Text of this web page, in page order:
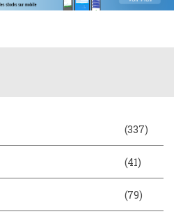
(337)
(41)
(79)